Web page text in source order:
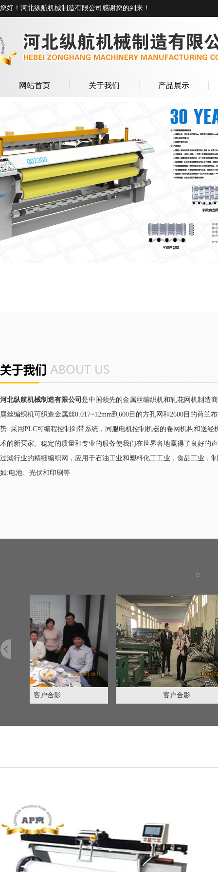
您好！河北纵航机械制造有限公司感谢您的到来！
网站首页 关于我们 产品展示
河北纵航机械制造有限公司 是中国领先的金属丝编织机和轧花网机制造
属丝编织机可织造金属丝0.017~12mm到600目的方孔网和2600目的荷兰
势: 采用PLC可编程控制剑带系统，同服电机控制机器的卷网机构和送经
术的新买家。稳定的质量和专业的服务使我们在世界各地赢得了良好的
过滤行业的精细编织网，应用于石油工业和塑料化工工业，食品工业，
如:电池、光伏和印刷等